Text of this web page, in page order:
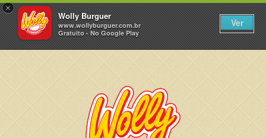
×
Wolly Burguer
www.wollyburguer.com.br
Gratuito - No Google Play
Ver